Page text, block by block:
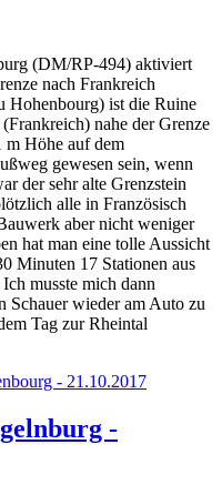
(DM/RP-494) aktiviert
nach Frankreich
Hohenbourg) ist die Ruine
nahe der Grenze
m Höhe auf dem
gewesen sein, wenn
der sehr alte Grenzstein
alle in Französisch
aber nicht weniger
hat man eine tolle Aussicht
Minuten 17 Stationen aus
musste mich dann
Schauer wieder am Auto zu
Tag zur Rheintal
- 21.10.2017
-